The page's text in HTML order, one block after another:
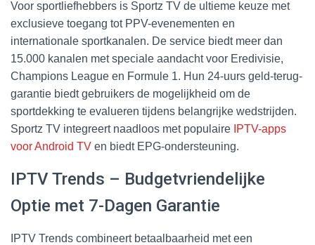
Voor sportliefhebbers is Sportz TV de ultieme keuze met
exclusieve toegang tot PPV-evenementen en
internationale sportkanalen. De service biedt meer dan
15.000 kanalen met speciale aandacht voor Eredivisie,
Champions League en Formule 1. Hun 24-uurs geld-terug-
garantie biedt gebruikers de mogelijkheid om de
sportdekking te evalueren tijdens belangrijke wedstrijden.
Sportz TV integreert naadloos met populaire IPTV-apps
voor Android TV en biedt EPG-ondersteuning.
IPTV Trends – Budgetvriendelijke
Optie met 7-Dagen Garantie
IPTV Trends combineert betaalbaarheid met een